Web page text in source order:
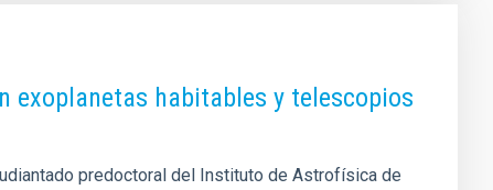
exoplanetas habitables y telescopios
predoctoral del Instituto de Astrofísica de